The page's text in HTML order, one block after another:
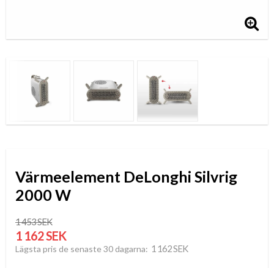
Värmeelement DeLonghi Silvrig
2000 W
1 453 SEK
1 162 SEK
Lägsta pris de senaste 30 dagarna 1 162 SEK